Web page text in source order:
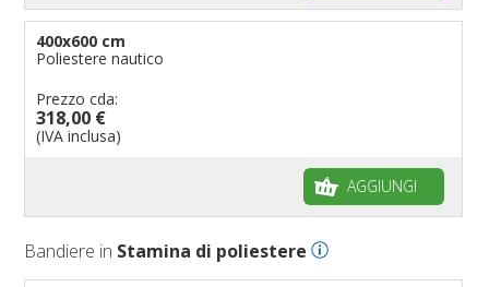
400x600 cm
Poliestere nautico
Prezzo cda:
318,00 €
(IVA inclusa)
AGGIUNGI
Bandiere in Stamina di poliestere